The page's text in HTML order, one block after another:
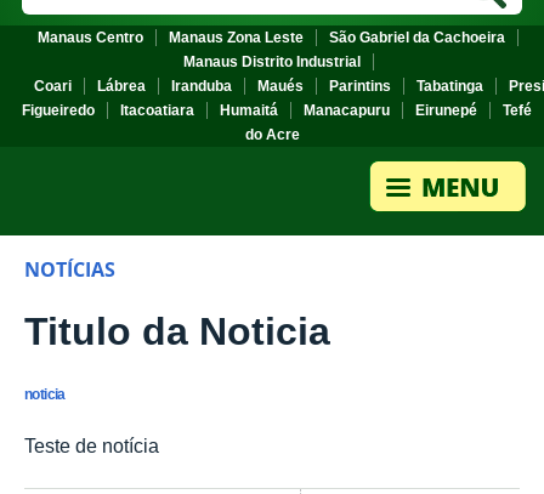
Manaus Centro Manaus Zona Leste
São Gabriel da Cachoeira
Manaus Distrito Industrial
Coari
Lábrea Iranduba Maués Parintins Tabatinga
Figueiredo
Itacoatiara Humaitá Manacapuru Eirunepé
Tefé
do Acre
NOTÍCIAS
Titulo da Noticia
noticia
Teste de notícia